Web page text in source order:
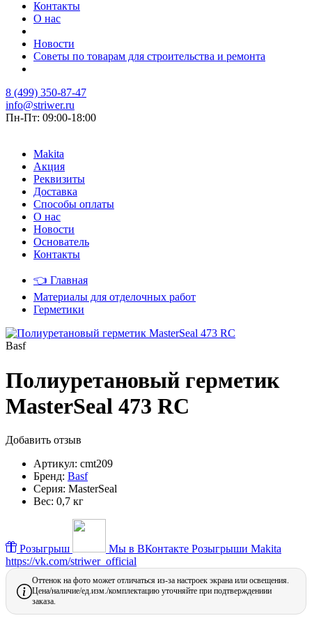
Контакты
О нас
Новости
Советы по товарам для строительства и ремонта
8 (499) 350-87-47
info@striwer.ru
Пн-Пт: 09:00-18:00
Makita
Акция
Реквизиты
Доставка
Способы оплаты
О нас
Новости
Основатель
Контакты
👈 Главная
Материалы для отделочных работ
Герметики
Basf
Полиуретановый герметик
MasterSeal 473 RC
Добавить отзыв
Артикул: cmt209
Бренд: Basf
Серия: MasterSeal
Вес: 0,7 кг
Розыгрыш Мы в ВКонтакте Розыгрыши Makita
https://vk.com/striwer_official
Оттенок на фото может отличаться из-за настроек экрана или освещения.
Цена/наличие/ед.изм./комплектацию уточняйте при подтверждениии
заказа.